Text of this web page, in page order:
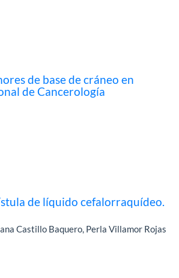
de base de cráneo en
de Cancerología
de líquido cefalorraquídeo.
Castillo Baquero, Perla Villamor Rojas